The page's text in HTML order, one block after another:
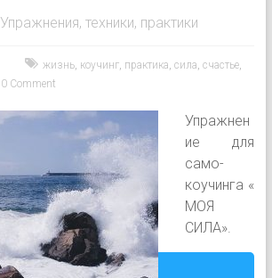
Упражнения, техники, практики
жизнь, коучинг, практика, сила, счастье,
0 Comment
Упражнен
ие для
само-
коучинга «
МОЯ
СИЛА».